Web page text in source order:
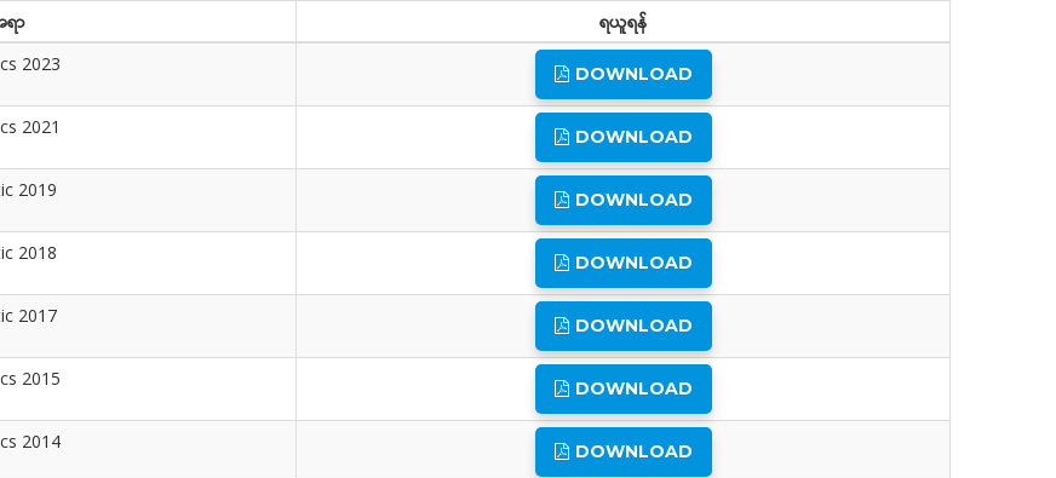
ရာ
ရယူရန်
2023 DOWNLOAD
2021 DOWNLOAD
2019 DOWNLOAD
2018 DOWNLOAD
2017 DOWNLOAD
2015 DOWNLOAD
2014 DOWNLOAD